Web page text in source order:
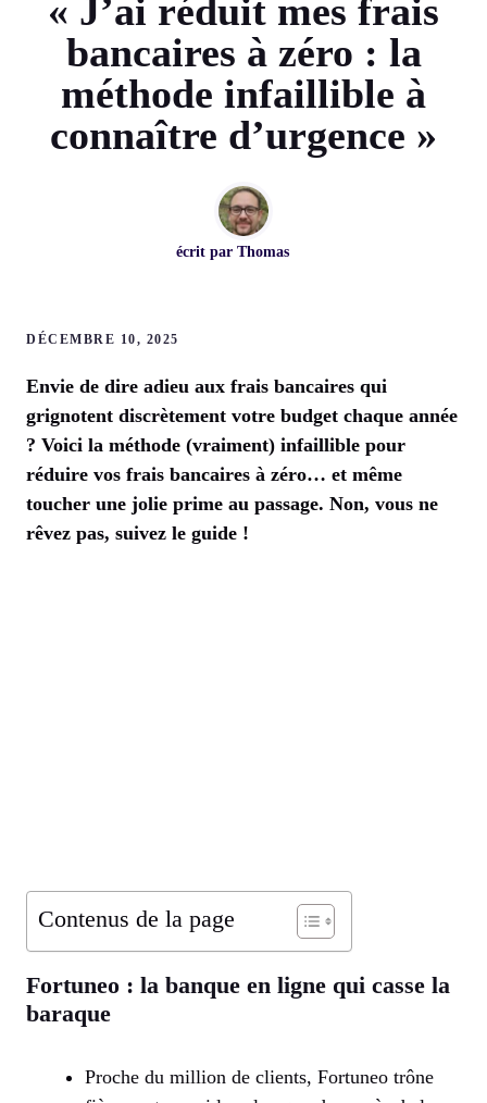
« J’ai réduit mes frais
bancaires à zéro : la
méthode infaillible à
connaître d’urgence »
écrit par Thomas
DÉCEMBRE 10, 2025
Envie de dire adieu aux frais bancaires qui
grignotent discrètement votre budget chaque année
? Voici la méthode (vraiment) infaillible pour
réduire vos frais bancaires à zéro… et même
toucher une jolie prime au passage. Non, vous ne
rêvez pas, suivez le guide !
Contenus de la page
Fortuneo : la banque en ligne qui casse la
baraque
Proche du million de clients, Fortuneo trône